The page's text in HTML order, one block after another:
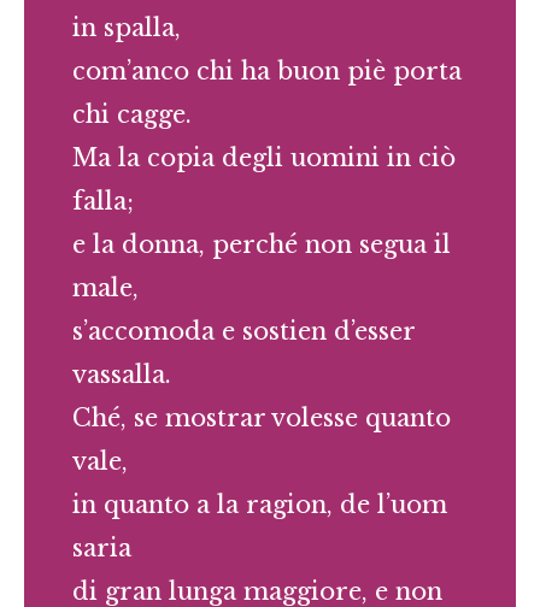
in spalla,
com’anco chi ha buon piè porta
chi cagge.
Ma la copia degli uomini in ciò
falla;
e la donna, perché non segua il
male,
s’accomoda e sostien d’esser
vassalla.
Ché, se mostrar volesse quanto
vale,
in quanto a la ragion, de l’uom
saria
di gran lunga maggiore, e non